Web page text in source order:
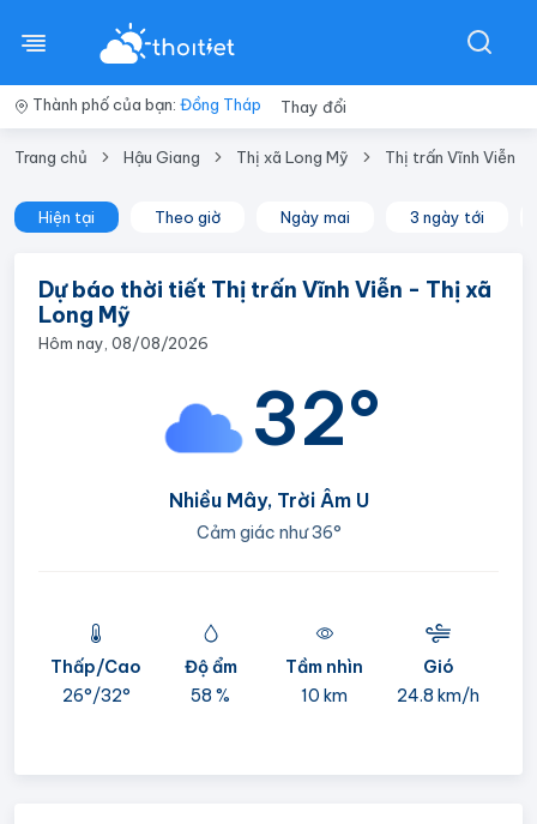
Thành phố của bạn: Đồng Tháp Thay đổi
Trang chủ Hậu Giang Thị xã Long Mỹ Thị trấn Vĩnh Viễn
Hiện tại Theo giờ Ngày mai 3 ngày tới
Dự báo thời tiết Thị trấn Vĩnh Viễn - Thị xã
Long Mỹ
Hôm nay, 08/08/2026
32°
Nhiều Mây, Trời Âm U
Cảm giác như36°
Thấp/Cao
26°/32°
Độ ẩm
58 %
Tầm nhìn
10 km
Gió
24.8 km/h